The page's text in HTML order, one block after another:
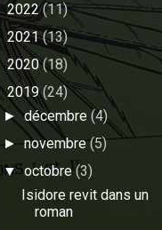
2022(11)
2021(13)
2020(18)
2019(24)
►décembre(4)
►novembre(5)
▼octobre(3)
Isidore revit dans un
roman